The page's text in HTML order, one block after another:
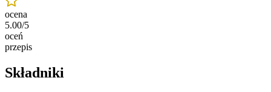
ocena
5.00/5
oceń
przepis
Składniki